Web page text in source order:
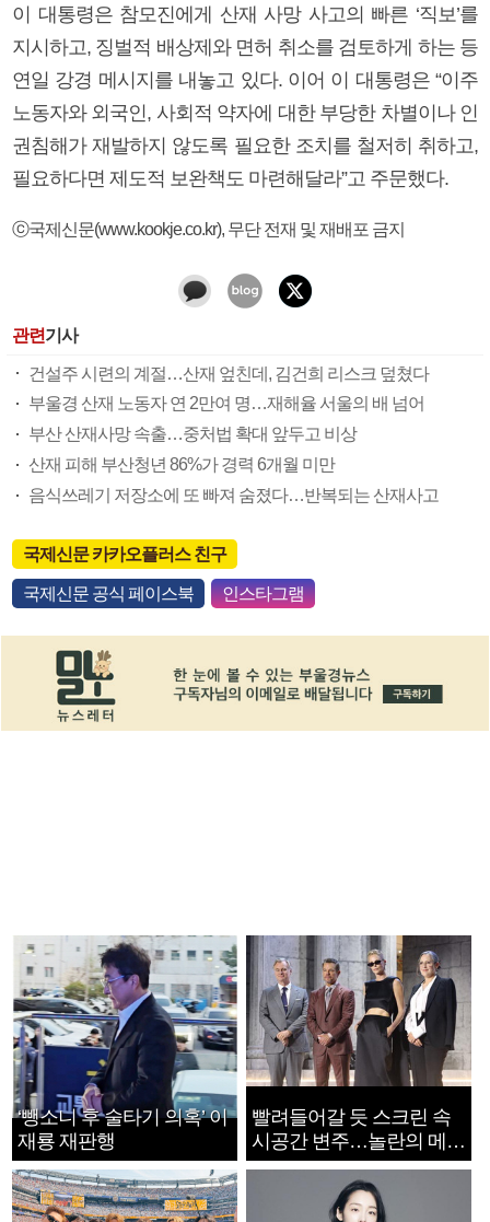
이 대통령은 참모진에게 산재 사망 사고의 빠른 ‘직보’를
지시하고, 징벌적 배상제와 면허 취소를 검토하게 하는 등
연일 강경 메시지를 내놓고 있다. 이어 이 대통령은 “이주
노동자와 외국인, 사회적 약자에 대한 부당한 차별이나 인
권침해가 재발하지 않도록 필요한 조치를 철저히 취하고,
필요하다면 제도적 보완책도 마련해달라”고 주문했다.
ⓒ국제신문(www.kookje.co.kr), 무단 전재 및 재배포 금지
관련기사
건설주 시련의 계절…산재 엎친데, 김건희 리스크 덮쳤다
부울경 산재 노동자 연 2만여 명…재해율 서울의 배 넘어
부산 산재사망 속출…중처법 확대 앞두고 비상
산재 피해 부산청년 86%가 경력 6개월 미만
음식쓰레기 저장소에 또 빠져 숨졌다…반복되는 산재사고
국제신문 카카오플러스 친구
국제신문 공식 페이스북 인스타그램
‘뺑소니 후 술타기 의혹’ 이
재룡 재판행
빨려들어갈 듯 스크린 속
시공간 변주…놀란의 메시
지는 ‘전쟁 속죄’